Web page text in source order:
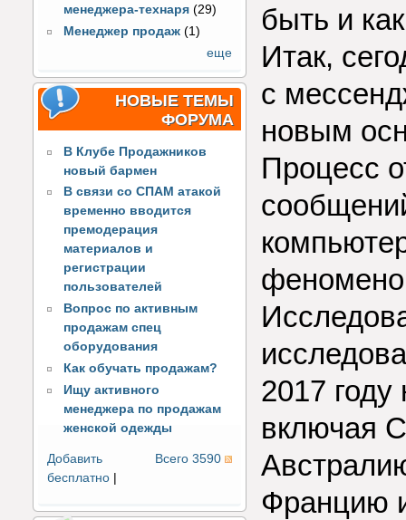
менеджера-технаря (29)
Менеджер продаж (1)
еще
НОВЫЕ ТЕМЫ
ФОРУМА
В Клубе Продажников
новый бармен
В связи со СПАМ атакой
временно вводится
премодерация
материалов и
регистрации
пользователей
Вопрос по активным
продажам спец
оборудования
Как обучать продажам?
Ищу активного
менеджера по продажам
женской одежды
Всего 3590
Добавить
бесплатно |
быть и
Итак,
с
новым
Процесс
2017
включая
Францию